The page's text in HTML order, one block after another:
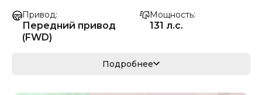
Привод
Передний привод
(FWD)
Мощность
131 л.с.
96 кВ
Подробнее